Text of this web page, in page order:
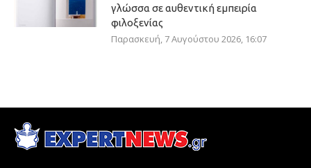
γλώσσα σε αυθεντική εμπειρία
φιλοξενίας
Παρασκευή, 7 Αυγούστου 2026, 16:07